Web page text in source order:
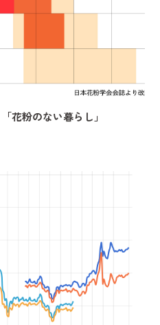
花粉のない暮らし」